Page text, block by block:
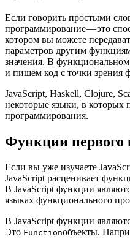
Если говорить простыми
программирование — это
котором вы можете
параметров другим
значения. В
и пишем код с точки зрения
JavaScript, Haskell, Clojure,
некоторые языки, в которых
программирования.
Функции первого
Если вы уже изучаете
JavaScript расценивает
В JavaScript функции
языках функционального
В JavaScript функции
Это Functionобъекты.